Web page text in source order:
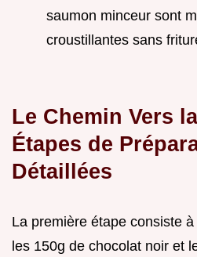
saumon minceur sont
croustillantes sans
Le Chemin Vers
Étapes de
Détaillées
La première étape consiste
les 150g de chocolat noir et